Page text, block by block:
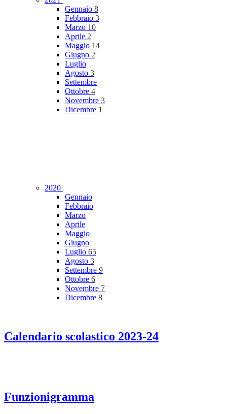
Gennaio 8
Febbraio 3
Marzo 10
Aprile 2
Maggio 14
Giugno 2
Luglio
Agosto 3
Settembre
Ottobre 4
Novembre 3
Dicembre 1
2020
Gennaio
Febbraio
Marzo
Aprile
Maggio
Giugno
Luglio 65
Agosto 3
Settembre 9
Ottobre 6
Novembre 7
Dicembre 8
Calendario scolastico 2023-24
Funzionigramma